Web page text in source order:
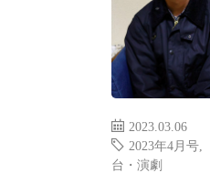
2023.03.06
2023年4月号
台・演劇